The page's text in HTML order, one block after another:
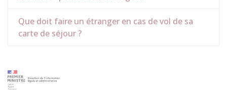
Que doit faire un étranger en cas de vol de sa
carte de séjour ?